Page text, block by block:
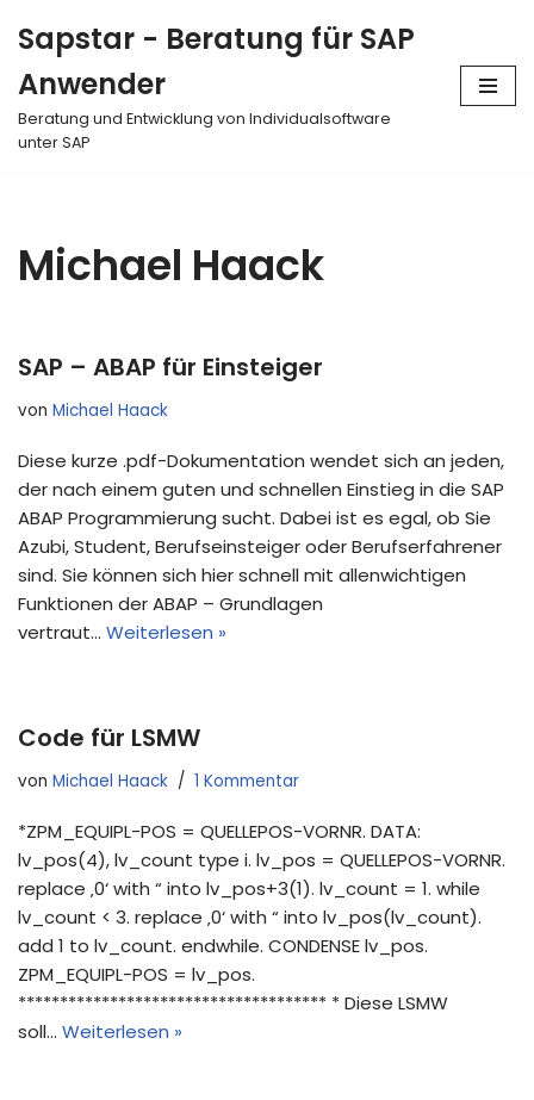
Inhalt
springen
Sapstar - Beratung für SAP
Anwender
Beratung und Entwicklung von Individualsoftware
unter SAP
Michael Haack
SAP – ABAP für Einsteiger
von Michael Haack
Diese kurze .pdf-Dokumentation wendet sich an jeden,
der nach einem guten und schnellen Einstieg in die SAP
ABAP Programmierung sucht. Dabei ist es egal, ob Sie
Azubi, Student, Berufseinsteiger oder Berufserfahrener
sind. Sie können sich hier schnell mit allenwichtigen
Funktionen der ABAP – Grundlagen
vertraut… Weiterlesen »
Code für LSMW
von Michael Haack 1 Kommentar
*ZPM_EQUIPL-POS = QUELLEPOS-VORNR. DATA:
lv_pos(4), lv_count type i. lv_pos = QUELLEPOS-VORNR.
replace ‚0‘ with “ into lv_pos+3(1). lv_count = 1. while
lv_count < 3. replace ‚0‘ with “ into lv_pos(lv_count).
add 1 to lv_count. endwhile. CONDENSE lv_pos.
ZPM_EQUIPL-POS = lv_pos.
************************************* * Diese LSMW
soll… Weiterlesen »